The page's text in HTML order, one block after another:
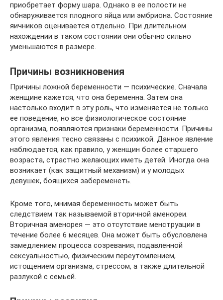
приобретает форму шара. Однако в ее полости не
обнаруживается плодного яйца или эмбриона. Состояние
яичников оценивается отдельно. При длительном
нахождении в таком состоянии они обычно сильно
уменьшаются в размере.
Причины возникновения
Причины ложной беременности — психические. Сначала
женщине кажется, что она беременна. Затем она
настолько входит в эту роль, что изменяется не только
ее поведение, но все физиологическое состояние
организма, появляются признаки беременности. Причины
этого явления тесно связаны с психикой. Данное явление
наблюдается, как правило, у женщин более старшего
возраста, страстно желающих иметь детей. Иногда она
возникает (как защитный механизм) и у молодых
девушек, боящихся забеременеть.
Кроме того, мнимая беременность может быть
следствием так называемой вторичной аменореи.
Вторичная аменорея — это отсутствие менструации в
течение более 6 месяцев. Она может быть обусловлена
замедлением процесса созревания, подавленной
сексуальностью, физическим переутомлением,
истощением организма, стрессом, а также длительной
разлукой с семьей.